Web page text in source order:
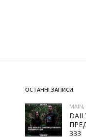
ОСТАННІ ЗАПИСИ
MAIN,
333